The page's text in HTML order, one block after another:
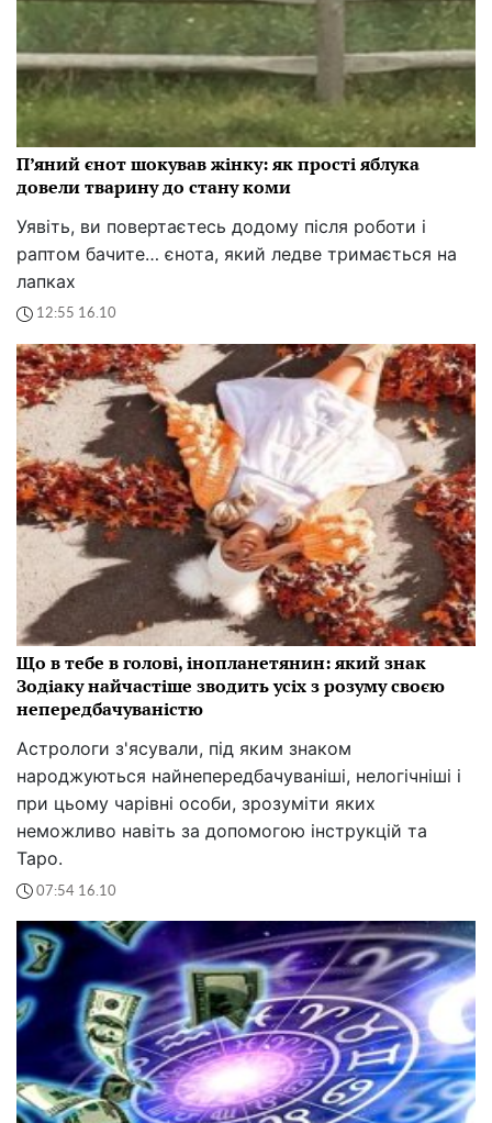
П’яний єнот шокував жінку: як прості яблука
довели тварину до стану коми
Уявіть, ви повертаєтесь додому після роботи і
раптом бачите… єнота, який ледве тримається на
лапках
12:55 16.10
Що в тебе в голові, інопланетянин: який знак
Зодіаку найчастіше зводить усіх з розуму своєю
непередбачуваністю
Астрологи з'ясували, під яким знаком
народжуються найнепередбачуваніші, нелогічніші і
при цьому чарівні особи, зрозуміти яких
неможливо навіть за допомогою інструкцій та
Таро.
07:54 16.10